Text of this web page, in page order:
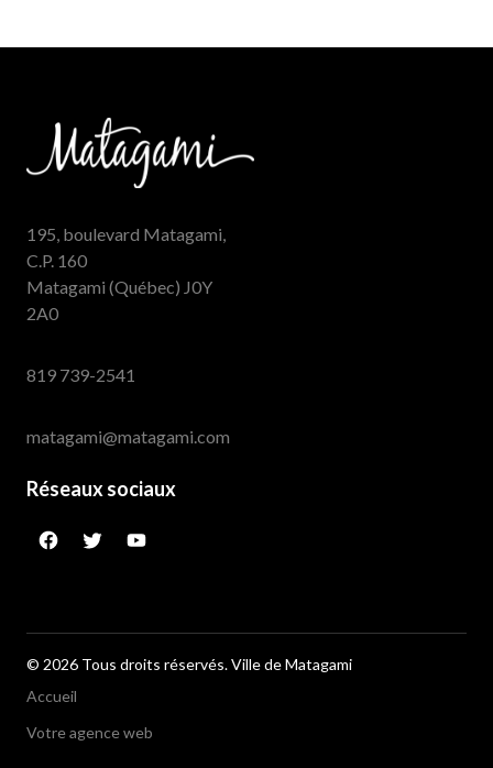
195, boulevard Matagami,
C.P. 160
Matagami (Québec) J0Y
2A0
819 739-2541
matagami@matagami.com
Réseaux sociaux
facebooktwittergoogleplus
© 2026 Tous droits réservés. Ville de Matagami
Accueil
Votre agence web